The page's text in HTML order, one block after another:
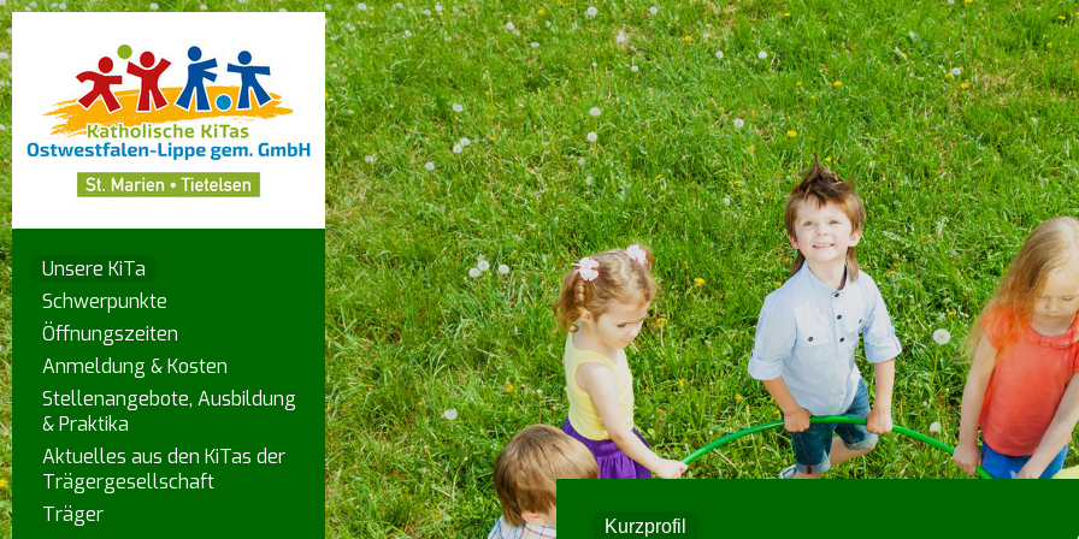
Unsere KiTa
Schwerpunkte
Öffnungszeiten
Anmeldung & Kosten
Stellenangebote, Ausbildung
& Praktika
Aktuelles aus den KiTas der
Trägergesellschaft
Träger
Kurzprofil